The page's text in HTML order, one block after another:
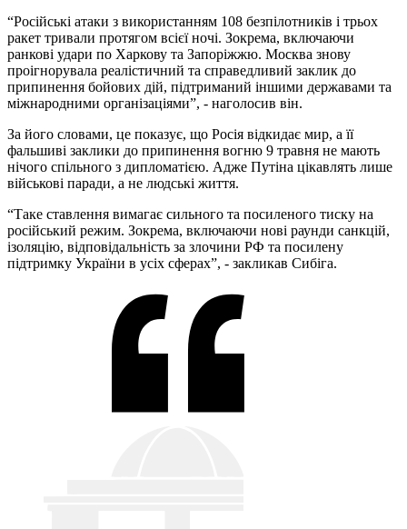
“Російські атаки з використанням 108 безпілотників і трьох
ракет тривали протягом всієї ночі. Зокрема, включаючи
ранкові удари по Харкову та Запоріжжю. Москва знову
проігнорувала реалістичний та справедливий заклик до
припинення бойових дій, підтриманий іншими державами та
міжнародними організаціями”, - наголосив він.
За його словами, це показує, що Росія відкидає мир, а її
фальшиві заклики до припинення вогню 9 травня не мають
нічого спільного з дипломатією. Адже Путіна цікавлять лише
військові паради, а не людські життя.
“Таке ставлення вимагає сильного та посиленого тиску на
російський режим. Зокрема, включаючи нові раунди санкцій,
ізоляцію, відповідальність за злочини РФ та посилену
підтримку України в усіх сферах”, - закликав Сибіга.